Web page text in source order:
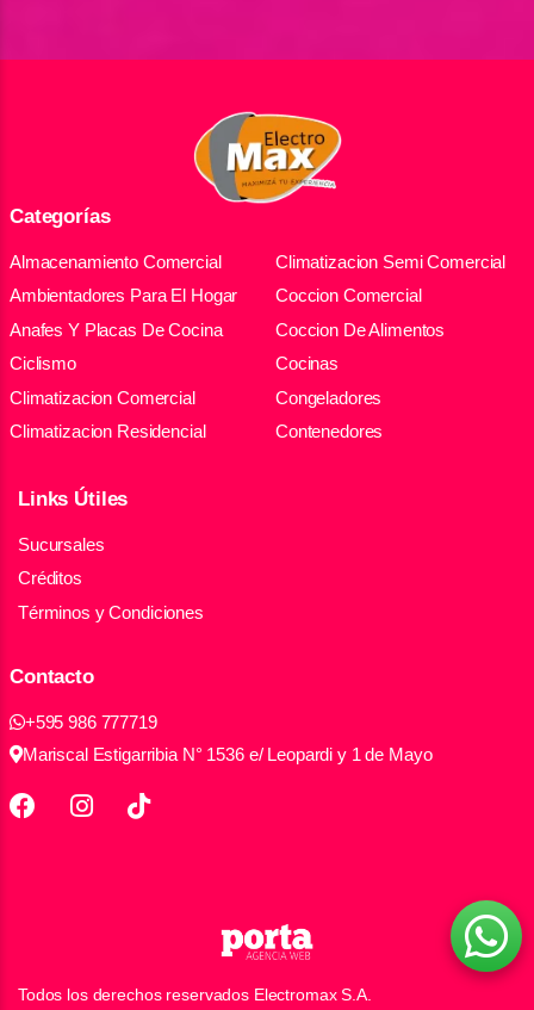
Categorías
Almacenamiento Comercial
Ambientadores Para El Hogar
Anafes Y Placas De Cocina
Ciclismo
Climatizacion Comercial
Climatizacion Residencial
Climatizacion Semi Comercial
Coccion Comercial
Coccion De Alimentos
Cocinas
Congeladores
Contenedores
Links Útiles
Sucursales
Créditos
Términos y Condiciones
Contacto
+595 986 777719
Mariscal Estigarribia N° 1536 e/ Leopardi y 1 de Mayo
Todos los derechos reservados Electromax S.A.